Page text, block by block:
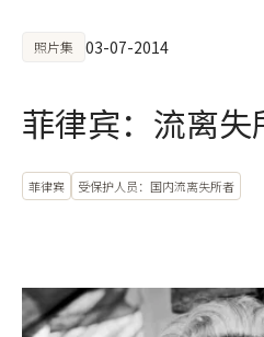
照片集 03-07-2014
菲律宾：流离失
菲律宾 受保护人员：国内流离失所者